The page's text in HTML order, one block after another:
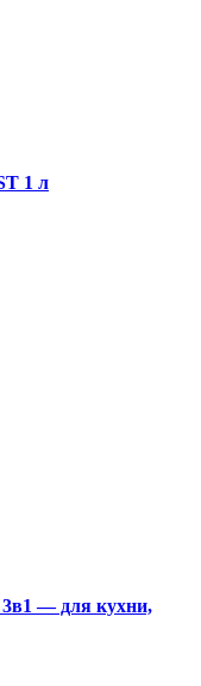
1 л
3в1 — для кухни,